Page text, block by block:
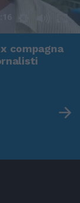
compagna